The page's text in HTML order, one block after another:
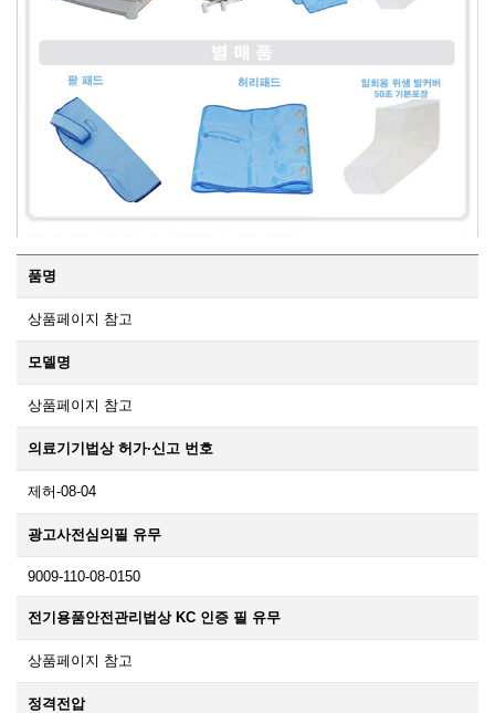
품명
상품페이지 참고
모델명
상품페이지 참고
의료기기법상 허가·신고 번호
제허-08-04
광고사전심의필 유무
9009-110-08-0150
전기용품안전관리법상 KC 인증 필 유무
상품페이지 참고
정격전압